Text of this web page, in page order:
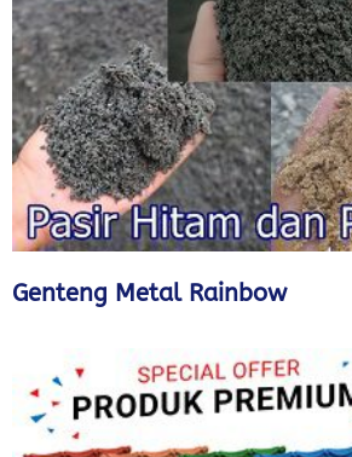
Genteng Metal Rainbow